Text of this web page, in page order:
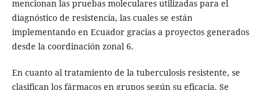
mencionan las pruebas moleculares utilizadas para el
diagnóstico de resistencia, las cuales se están
implementando en Ecuador gracias a proyectos generados
desde la coordinación zonal 6.
En cuanto al tratamiento de la tuberculosis resistente, se
clasifican los fármacos en grupos según su eficacia. Se